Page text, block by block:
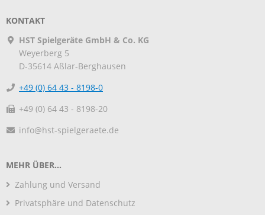
KONTAKT
HST Spielgeräte GmbH & Co. KG
Weyerberg 5
D-35614 Aßlar-Berghausen
+49 (0) 64 43 - 8198-0
+49 (0) 64 43 - 8198-20
info@hst-spielgeraete.de
MEHR ÜBER...
Zahlung und Versand
Privatsphäre und Datenschutz